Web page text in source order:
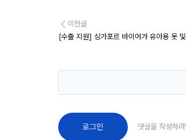
이전글
[수출 지원] 싱가포르 바이어가 유아용 옷
로그인 댓글을 작성하